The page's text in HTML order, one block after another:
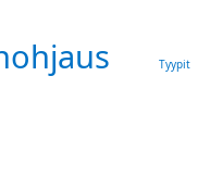
Tyypit